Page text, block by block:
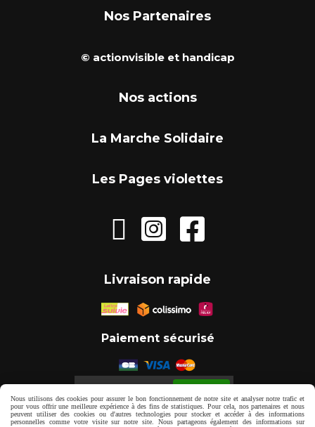
Nos Partenaires
© actionvisible et handicap
Nos actions
La Marche Solidaire
Les Pages violettes
  
Livraison rapide
Paiement sécurisé
Nous utilisons des cookies pour assurer le bon fonctionnement de notre site et analyser notre trafic et
pour vous offrir une meilleure expérience à des fins de statistiques. Pour cela, nos partenaires et nous
peuvent utiliser des cookies ou d'autres technologies pour stocker et accéder à des informations
personnelles comme votre visite sur notre site. Nous partageons également des informations sur